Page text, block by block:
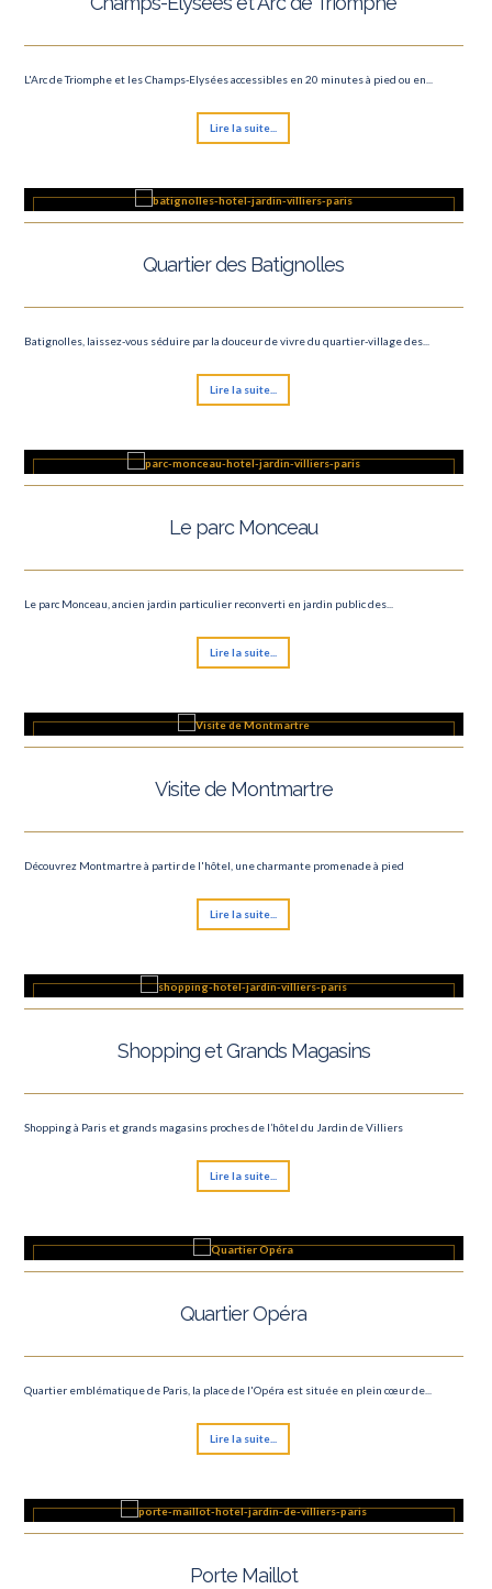
L'Arc de Triomphe et les Champs-Elysées accessibles en 20 minutes à pied ou en...
Lire la suite...
Quartier des Batignolles
Batignolles, laissez-vous séduire par la douceur de vivre du quartier-village des...
Lire la suite...
Le parc Monceau
Le parc Monceau, ancien jardin particulier reconverti en jardin public des...
Lire la suite...
Visite de Montmartre
Découvrez Montmartre à partir de l'hôtel, une charmante promenade à pied
Lire la suite...
Shopping et Grands Magasins
Shopping à Paris et grands magasins proches de l’hôtel du Jardin de Villiers
Lire la suite...
Quartier Opéra
Quartier emblématique de Paris, la place de l'Opéra est située en plein cœur de...
Lire la suite...
Porte Maillot